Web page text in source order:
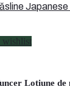
wishlist
Loțiune de